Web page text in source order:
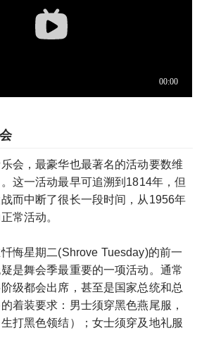
会，最豪华也最著名的活动要数维
这一活动最早可追溯到1814年，但
而中断了很长一段时间，从1956年
常活动。
悔星期二(Shrove Tuesday)的前一
是舞会季最重要的一项活动。通常
级都会出席，甚至是国家总统和总
着装要求：男士须穿黑色燕尾服，
打黑色领结）；女士须穿及地礼服